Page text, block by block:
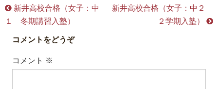
新井高校合格（女子：中
１ 冬期講習入塾）
新井高校合格（女子：中２
２学期入塾）
コメントをどうぞ
コメント ※